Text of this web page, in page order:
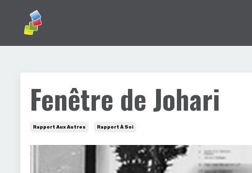
Fenêtre de Johari
Rapport Aux Autres Rapport À Soi